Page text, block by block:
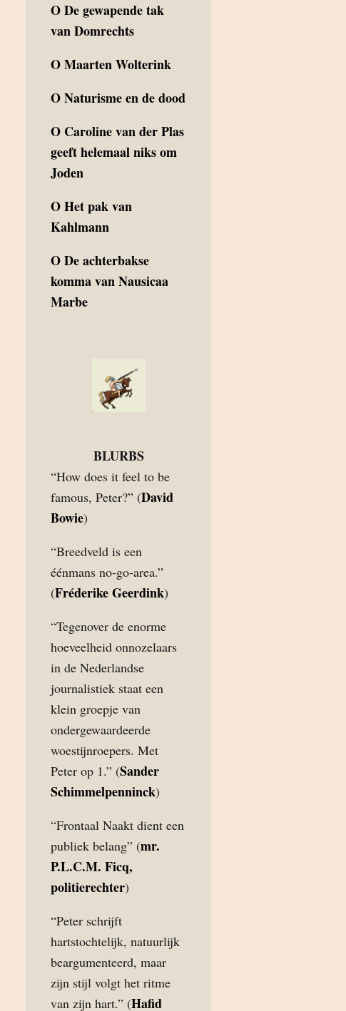
ODe gewapende tak
van Domrechts
OMaarten Wolterink
ONaturisme en de dood
O Caroline van der Plas
geeft helemaal niks om
Joden
OHet pak van
Kahlmann
ODe achterbakse
komma van Nausicaa
Marbe
BLURBS
“How does it feel to be
famous, Peter?” (David
Bowie)
“Breedveld is een
éénmans no-go-area.”
(Fréderike Geerdink)
“Tegenover de enorme
hoeveelheid onnozelaars
in de Nederlandse
journalistiek staat een
klein groepje van
ondergewaardeerde
woestijnroepers. Met
Peter op 1.” (Sander
Schimmelpenninck)
“Frontaal Naakt dient een
publiek belang” (mr.
P.L.C.M. Ficq,
politierechter)
“Peter schrijft
hartstochtelijk, natuurlijk
beargumenteerd, maar
zijn stijl volgt het ritme
van zijn hart.” (Hafid